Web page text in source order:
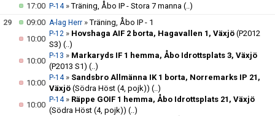
17:00 P-14»Träning, Åbo IP - Stora 7 manna (..)
29
09:00 A-lag Herr »Träning, Åbo IP - 1
10:00
P-12 » Hovshaga AIF 2 borta, Hagavallen 1, Växjö (P2012
S3) (..)
10:00
P-13 » Markaryds IF 1 hemma, Åbo Idrottsplats 3, Växjö
(P2013 S1) (..)
10:00
P-14» Sandsbro Allmänna IK 1 borta, Norremarks IP 21,
Växjö (Södra Höst (4, pojk)) (..)
10:00
P-14» Räppe GOIF 1 hemma, Åbo Idrottsplats 21, Växjö
(Södra Höst (4, pojk)) (..)